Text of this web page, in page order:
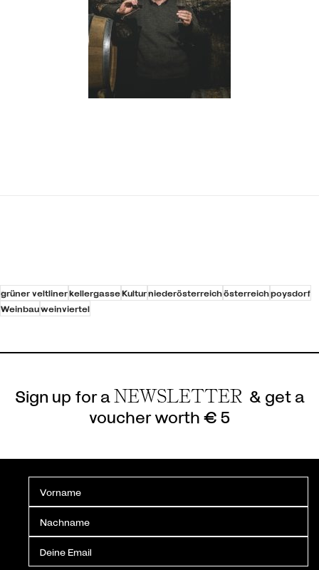
grüner veltlinerkellergasseKulturniederösterreichösterreichpoysdorf
Weinbauweinviertel
Sign up for aNEWSLETTER & get a
voucher worth € 5